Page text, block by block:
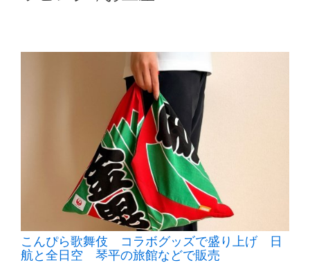
こんぴら歌舞伎 コラボグッズで盛り上げ 日
航と全日空 琴平の旅館などで販売